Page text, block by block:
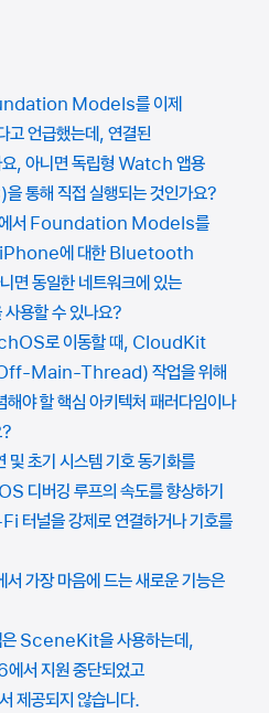
Models를 이제
언급했는데, 연결된
, 아니면 독립형 Watch 앱용
통해 직접 실행되는 것인가요?
서 Foundation Models를
iPhone에 대한 Bluetooth
면 동일한 네트워크에 있는
용할 수 있나요?
로 이동할 때, CloudKit
Main-Thread) 작업을 위해
야 할 핵심 아키텍처 패러다임이나
초기 시스템 기호 동기화를
디버깅 루프의 속도를 향상하기
터널을 강제로 연결하거나 기호를
가장 마음에 드는 새로운 기능은
SceneKit을 사용하는데,
지원 중단되었고
공되지 않습니다.